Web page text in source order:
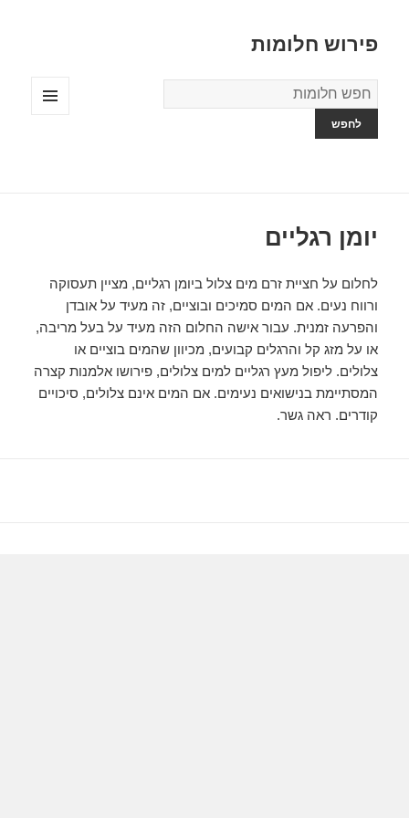
פירוש חלומות
מילון
החלומות
יומן רגליים
לחלום על חציית זרם מים צלול ביומן רגליים, מציין תעסוקה
ורווח נעים. אם המים סמיכים ובוציים, זה מעיד על אובדן
והפרעה זמנית. עבור אישה החלום הזה מעיד על בעל מריבה,
או על מזג קל והרגלים קבועים, מכיוון שהמים בוציים או
צלולים. ליפול מעץ רגליים למים צלולים, פירושו אלמנות קצרה
המסתיימת בנישואים נעימים. אם המים אינם צלולים, סיכויים
קודרים. ראה גשר.